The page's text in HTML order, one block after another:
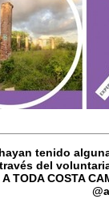
tenido
del
TODA COSTA